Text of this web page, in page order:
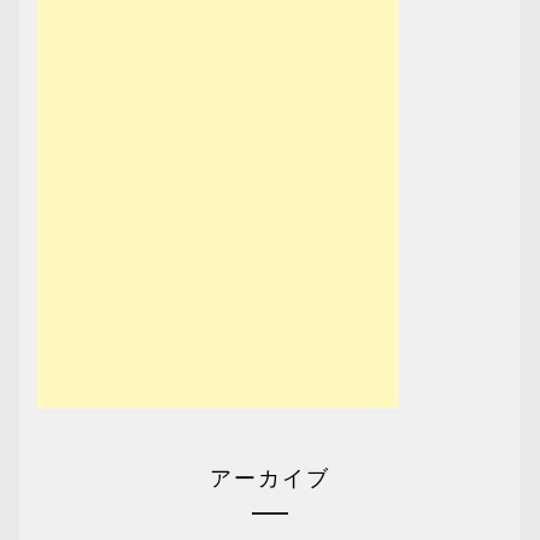
アーカイブ